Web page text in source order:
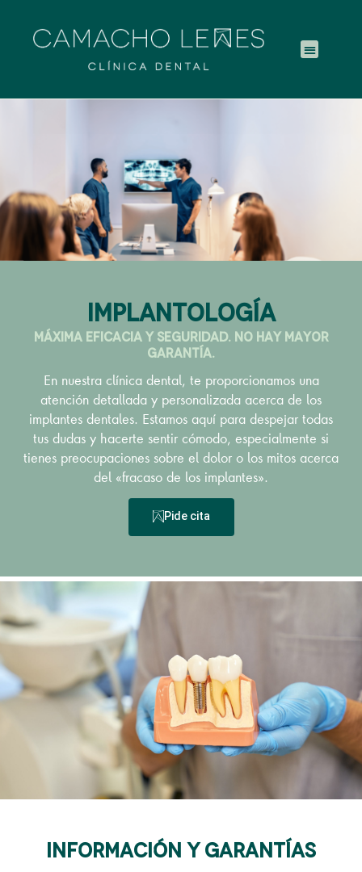
implantología
Máxima eficacia y seguridad. No hay mayor
garantía.
En nuestra clínica dental, te proporcionamos una
atención detallada y personalizada acerca de los
implantes dentales. Estamos aquí para despejar todas
tus dudas y hacerte sentir cómodo, especialmente si
tienes preocupaciones sobre el dolor o los mitos acerca
del «fracaso de los implantes».
Pide cita
información y garantías